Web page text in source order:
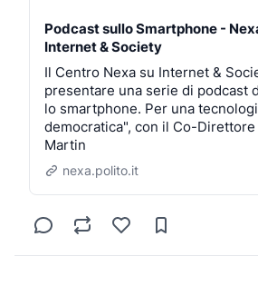
Podcast sullo Smartphone -
Internet & Society
Il Centro Nexa su Internet &
presentare una serie di podcast
lo smartphone. Per una
democratica", con il Co-Direttore
Martin
nexa.polito.it